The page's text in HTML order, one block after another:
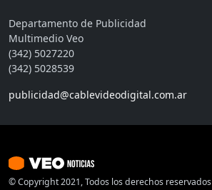
Departamento de Publicidad
Multimedio Veo
(342) 5027220
(342) 5028539
publicidad@cablevideodigital.com.ar
© Copyright 2021, Todos los derechos reservados